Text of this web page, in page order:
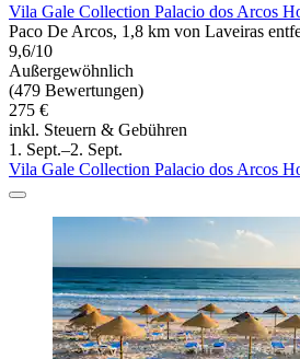
Vila Gale Collection Palacio dos Arcos
Paco De Arcos, 1,8 km von Laveiras
9,6/10
Außergewöhnlich
(479 Bewertungen)
275 €
inkl. Steuern & Gebühren
1. Sept.–2. Sept.
Vila Gale Collection Palacio dos Arcos